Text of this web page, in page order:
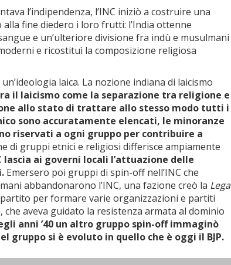
l’indipendenza, l’INC iniziò a costruire una
fine diedero i loro frutti: l’India ottenne
e un’ulteriore divisione fra indù e musulmani
e ricostituì la composizione religiosa
laica. La nozione indiana di laicismo
il laicismo come la separazione tra religione e
allo stato di trattare allo stesso modo tutti i
sono accuratamente elencati, le minoranze
riservati a ogni gruppo per contribuire a
di gruppi etnici e religiosi differisce ampiamente
lascia ai governi locali l’attuazione delle
Emersero poi gruppi di spin-off nell’INC che
abbandonarono l’INC, una fazione creò la Lega
per formare varie organizzazioni e partiti
che aveva guidato la resistenza armata al dominio
anni ’40 un altro gruppo spin-off immaginò
gruppo si è evoluto in quello che è oggi il BJP.